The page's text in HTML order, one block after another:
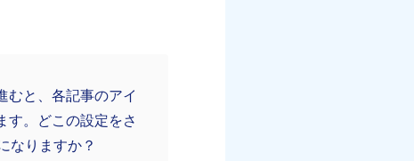
むと、各記事のアイ
す。どこの設定をさ
なりますか？